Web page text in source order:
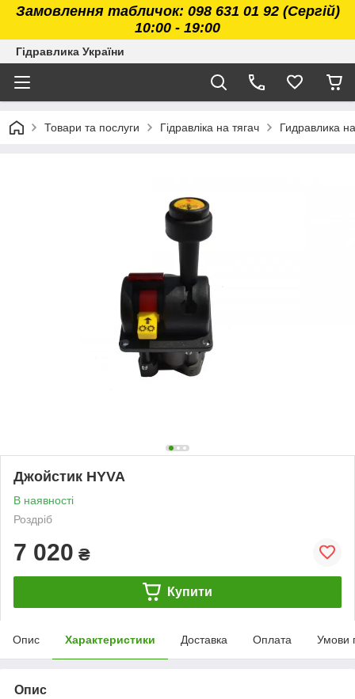
Замовлення табличок: 098 631 01 92 (Сергій)
10:00 - 19:00
Гідравлика України
Товари та послуги Гідравліка на тягач Гидравлика
Джойстик HYVA
В наявності
Роздріб
7 020 ₴
Купити
Опис Характеристики Доставка Оплата Умови
Опис